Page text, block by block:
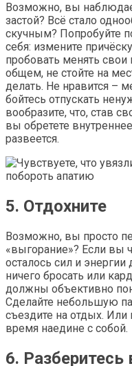
Возможно, вы
застой? Всё стало
скучным? Попробуйте
себя: измените
пробовать менять
общем, не стойте на
делать. Не нравится –
бойтесь отпускать
вообразите, что, став
вы обретете
развеется.
5. Отдохните
Возможно, вы просто
«выгорание»? Если вы
осталось сил и
ничего бросать или
должны объективно
Сделайте небольшую
съездите на отдых. Или
время наедине с собой.
6.